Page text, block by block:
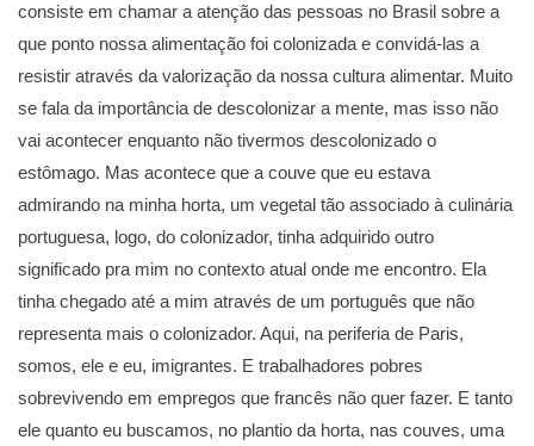
consiste em chamar a atenção das pessoas no Brasil sobre a
que ponto nossa alimentação foi colonizada e convidá-las a
resistir através da valorização da nossa cultura alimentar. Muito
se fala da importância de descolonizar a mente, mas isso não
vai acontecer enquanto não tivermos descolonizado o
estômago. Mas acontece que a couve que eu estava
admirando na minha horta, um vegetal tão associado à culinária
portuguesa, logo, do colonizador, tinha adquirido outro
significado pra mim no contexto atual onde me encontro. Ela
tinha chegado até a mim através de um português que não
representa mais o colonizador. Aqui, na periferia de Paris,
somos, ele e eu, imigrantes. E trabalhadores pobres
sobrevivendo em empregos que francês não quer fazer. E tanto
ele quanto eu buscamos, no plantio da horta, nas couves, uma